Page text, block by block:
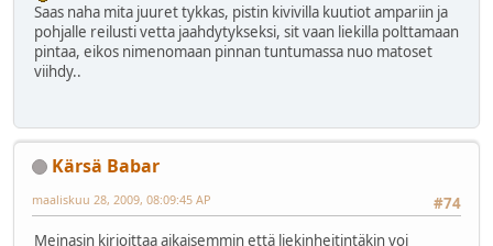
Saas naha mita juuret tykkas, pistin kivivilla kuutiot ampariin ja
pohjalle reilusti vetta jaahdytykseksi, sit vaan liekilla polttamaan
pintaa, eikos nimenomaan pinnan tuntumassa nuo matoset
viihdy..
Kärsä Babar
#74
maaliskuu 28, 2009, 08:09:45 AP
Meinasin kirjoittaa aikaisemmin että liekinheitintäkin voi